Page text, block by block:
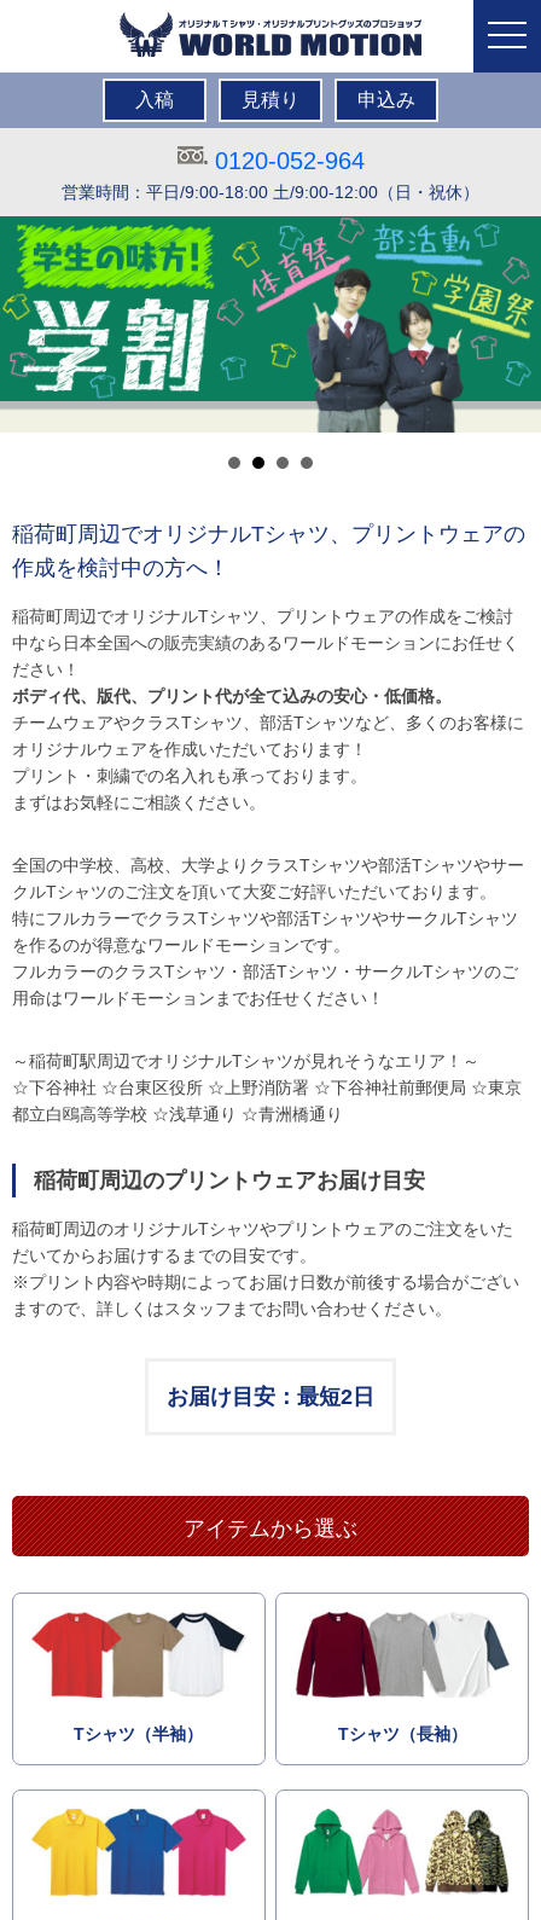
入稿 見積り 申込み
0120-052-964
営業時間：平日/9:00-18:00 土/9:00-12:00（日・祝休）
稲荷町周辺でオリジナルTシャツ、プリントウェアの
作成を検討中の方へ！
稲荷町周辺でオリジナルTシャツ、プリントウェアの作成をご検討
中なら日本全国への販売実績のあるワールドモーションにお任せく
ださい！
ボディ代、版代、プリント代が全て込みの安心・低価格。
チームウェアやクラスTシャツ、部活Tシャツなど、多くのお客様に
オリジナルウェアを作成いただいております！
プリント・刺繍での名入れも承っております。
まずはお気軽にご相談ください。
全国の中学校、高校、大学よりクラスTシャツや部活Tシャツやサー
クルTシャツのご注文を頂いて大変ご好評いただいております。
特にフルカラーでクラスTシャツや部活TシャツやサークルTシャツ
を作るのが得意なワールドモーションです。
フルカラーのクラスTシャツ・部活Tシャツ・サークルTシャツのご
用命はワールドモーションまでお任せください！
～稲荷町駅周辺でオリジナルTシャツが見れそうなエリア！～
☆下谷神社 ☆台東区役所 ☆上野消防署 ☆下谷神社前郵便局 ☆東京
都立白鴎高等学校 ☆浅草通り ☆青洲橋通り
稲荷町周辺のプリントウェアお届け目安
稲荷町周辺のオリジナルTシャツやプリントウェアのご注文をいた
だいてからお届けするまでの目安です。
※プリント内容や時期によってお届け日数が前後する場合がござい
ますので、詳しくはスタッフまでお問い合わせください。
お届け目安：最短2日
アイテムから選ぶ
Tシャツ（半袖） Tシャツ（長袖）